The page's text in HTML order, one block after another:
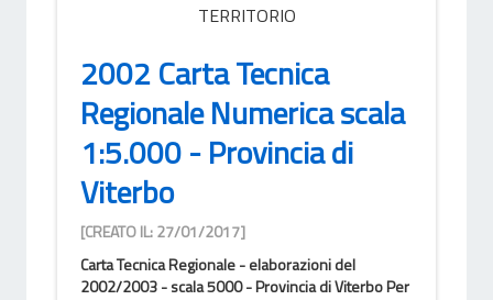
TERRITORIO
2002 Carta Tecnica
Regionale Numerica scala
1:5.000 - Provincia di
Viterbo
[CREATO IL: 27/01/2017]
Carta Tecnica Regionale - elaborazioni del
2002/2003 - scala 5000 - Provincia di Viterbo Per